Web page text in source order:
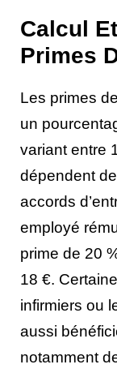
Calcul
Primes
Les primes
un
variant entre
dépendent
accords
employé
prime de 20
18 €.
infirmiers ou
aussi
notamment